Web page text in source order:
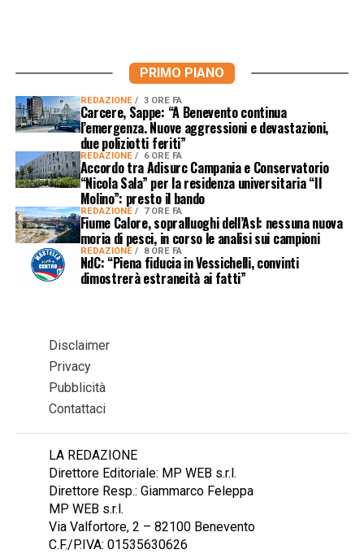
PRIMO PIANO
REDAZIONE 3 ORE FA
Carcere, Sappe: “A Benevento continua
l’emergenza. Nuove aggressioni e devastazioni,
due poliziotti feriti”
REDAZIONE 6 ORE FA
Accordo tra Adisurc Campania e Conservatorio
“Nicola Sala” per la residenza universitaria “Il
Molino”: presto il bando
REDAZIONE 7 ORE FA
Fiume Calore, sopralluoghi dell’Asl: nessuna nuova
moria di pesci, in corso le analisi sui campioni
REDAZIONE 8 ORE FA
NdC: “Piena fiducia in Vessichelli, convinti
dimostrerà estraneità ai fatti”
Disclaimer
Privacy
Pubblicità
Contattaci
LA REDAZIONE
Direttore Editoriale: MP WEB s.r.l.
Direttore Resp.: Giammarco Feleppa
MP WEB s.r.l.
Via Valfortore, 2 – 82100 Benevento
C.F./P.IVA: 01535630626